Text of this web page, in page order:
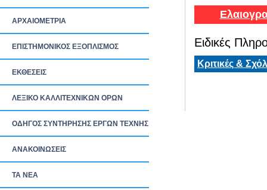
ΑΡΧΑΙΟΜΕΤΡΙΑ
ΕΠΙΣΤΗΜΟΝΙΚΟΣ ΕΞΟΠΛΙΣΜΟΣ
ΕΚΘΕΣΕΙΣ
ΛΕΞΙΚΟ ΚΑΛΛΙΤΕΧΝΙΚΩΝ ΟΡΩΝ
ΟΔΗΓΟΣ ΣΥΝΤΗΡΗΣΗΣ ΕΡΓΩΝ ΤΕΧΝΗΣ
ΑΝΑΚΟΙΝΩΣΕΙΣ
ΤΑ ΝEΑ
Ειδικές
Κριτικές &